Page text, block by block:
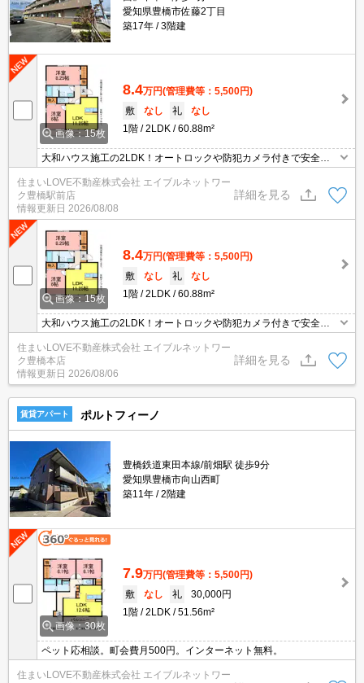
愛知県豊橋市佐藤2丁目
築17年
3階建
画像：15枚
8.4万円(管理費等：5,500円)
敷
なし 礼
なし
1階
2LDK 60.88m²
大和ハウス施工の2LDK！オートロックや防犯カメラ付きで安全性
◎宅配ボックス・シャンプードレッサー・ウォシュレットなど設備
が充実★お気軽にお問合せください♪
住まいLOVE不動産株式会社 エイブルネットワー
ク豊橋駅前店
情報更新日 2026/08/08
詳細を見る
画像：15枚
8.4万円(管理費等：5,500円)
敷
なし 礼
なし
1階
2LDK 60.88m²
大和ハウス施工の2LDK！オートロックや防犯カメラ付きで安全性
◎宅配ボックス・シャンプードレッサー・ウォシュレットなど設備
が充実★お気軽にお問合せください♪
住まいLOVE不動産株式会社 エイブルネットワー
ク豊橋本店
情報更新日 2026/08/06
詳細を見る
賃貸アパート ポルトフィーノ
豊橋鉄道東田本線/前畑駅 徒歩9分
愛知県豊橋市向山西町
築11年
2階建
画像：30枚
7.9万円(管理費等：5,500円)
敷
なし 礼
30,000円
1階
2LDK 51.56m²
ペット応相談。町会費月500円。インターネット無料。
住まいLOVE不動産株式会社 エイブルネットワー